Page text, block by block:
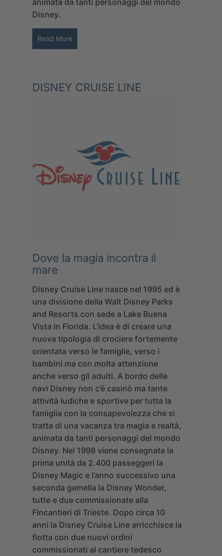
animata da tanti personaggi del mondo
Disney.
Read More
DISNEY CRUISE LINE
Dove la magia incontra il
mare
Disney Cruise Line nasce nel 1995 ed è
una divisione della Walt Disney Parks
and Resorts con sede a Lake Buena
Vista in Florida. L’idea è di creare una
nuova tipologia di crociere fortemente
orientata verso le famiglie, verso i
bambini ma con molta attenzione
anche verso gli adulti. A bordo delle
navi Disney non c’è casinò ma tante
attività ludiche e sportive per tutta la
famiglia con la consapevolezza che si
tratta di una vacanza tra magia e realtà,
animata da tanti personaggi del mondo
Disney. Nel 1998 viene consegnata la
prima unità da 2.400 passeggeri la
Disney Magic e l’anno successivo una
seconda gemella la Disney Wonder,
tutte e due commissionate alla
Fincantieri di Trieste. Dopo circa 10
anni la Disney Cruise Line arricchisce la
flotta con due nuovi ordini
commissionati al cantiere tedesco